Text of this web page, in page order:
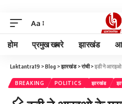
Aa
होम प्रमुख खबरे झारखंड
Loktantra19 >Blog >झारखंड>रांची>इडी ने आरइओ
BREAKING POLITICS झारखंड